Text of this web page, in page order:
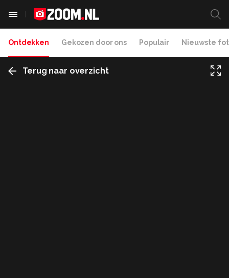
Ontdekken Gekozen door ons Populair Nieuwste
Terug naar overzicht